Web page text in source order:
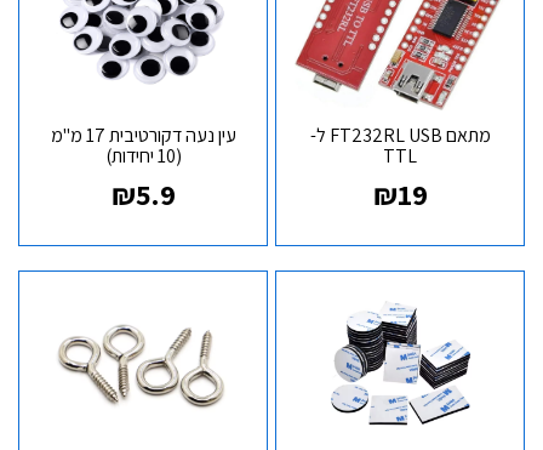
מתאם FT232RL USB ל-
TTL
₪19
עין נעה דקורטיבית 17 מ"מ
(10 יחידות)
₪5.9